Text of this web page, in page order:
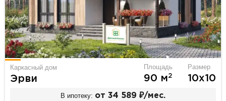
Каркасный дом
Эрви
Площадь
90 м2
Размер
10х10
В ипотеку: от 34 589 ₽/мес.